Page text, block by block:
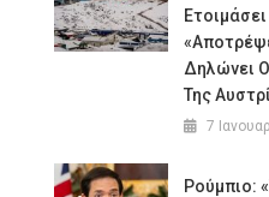
Δηλώνει
Της
7
Ρούμπιο: